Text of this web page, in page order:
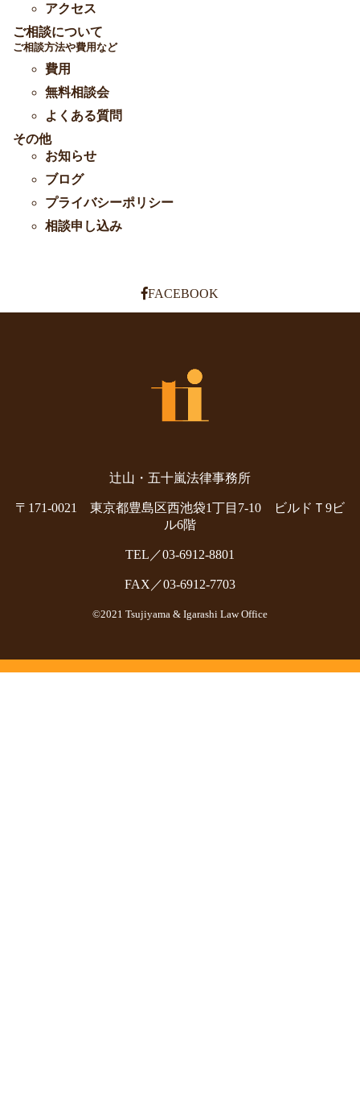
アクセス
ご相談について
ご相談方法や費用など
費用
無料相談会
よくある質問
その他
お知らせ
ブログ
プライバシーポリシー
相談申し込み
FACEBOOK
辻山・五十嵐法律事務所
〒171-0021 東京都豊島区西池袋1丁目7-10 ビルドＴ9ビ
ル6階
TEL／03-6912-8801
FAX／03-6912-7703
©2021 Tsujiyama & Igarashi Law Office